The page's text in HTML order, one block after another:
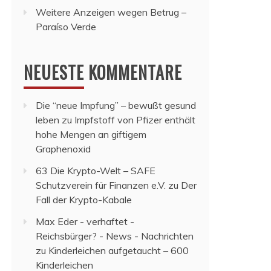
Weitere Anzeigen wegen Betrug –
Paraíso Verde
NEUESTE KOMMENTARE
Die “neue Impfung” – bewußt gesund
leben zu Impfstoff von Pfizer enthält
hohe Mengen an giftigem
Graphenoxid
63 Die Krypto-Welt – SAFE
Schutzverein für Finanzen e.V. zu Der
Fall der Krypto-Kabale
Max Eder - verhaftet -
Reichsbürger? - News - Nachrichten
zu Kinderleichen aufgetaucht – 600
Kinderleichen